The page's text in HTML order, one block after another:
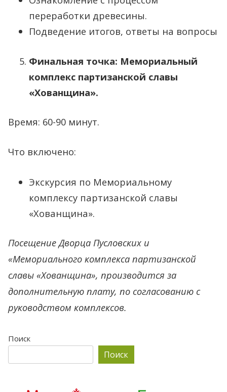
переработки древесины.
Подведение итогов, ответы на вопросы
Финальная точка: Мемориальный
комплекс партизанской славы
«Хованщина».
Время: 60-90 минут.
Что включено:
Экскурсия по Мемориальному
комплексу партизанской славы
«Хованщина».
Посещение Дворца Пусловских и
«Мемориального комплекса партизанской
славы «Хованщина», производится за
дополнительную плату, по согласованию с
руководством комплексов.
Поиск
Поиск